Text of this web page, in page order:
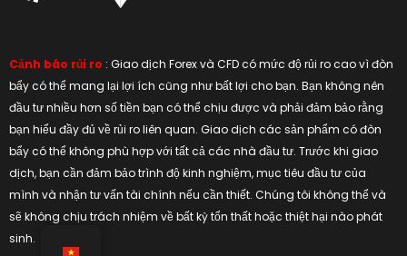
Cảnh báo rủi ro : Giao dịch Forex và CFD có mức độ rủi ro cao vì đòn
bẩy có thể mang lại lợi ích cũng như bất lợi cho bạn. Bạn không nên
đầu tư nhiều hơn số tiền bạn có thể chịu được và phải đảm bảo rằng
bạn hiểu đầy đủ về rủi ro liên quan. Giao dịch các sản phẩm có đòn
bẩy có thể không phù hợp với tất cả các nhà đầu tư. Trước khi giao
dịch, bạn cần đảm bảo trình độ kinh nghiệm, mục tiêu đầu tư của
mình và nhận tư vấn tài chính nếu cần thiết. Chúng tôi không thể và
sẽ không chịu trách nhiệm về bất kỳ tổn thất hoặc thiệt hại nào phát
sinh.